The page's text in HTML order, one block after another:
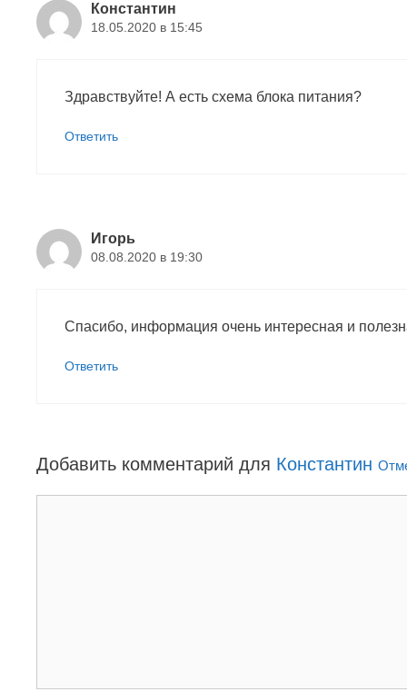
п
и
Константин
18.05.2020 в 15:45
Здравствуйте! А есть схема блока питания?
Ответить
Игорь
08.08.2020 в 19:30
Спасибо, информация очень интересная и
Ответить
Добавить комментарий для Константин